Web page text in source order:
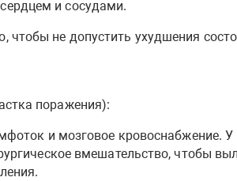
и сосудами.
чтобы не допустить ухудшения
поражения):
и мозговое кровоснабжение. У
вмешательство, чтобы